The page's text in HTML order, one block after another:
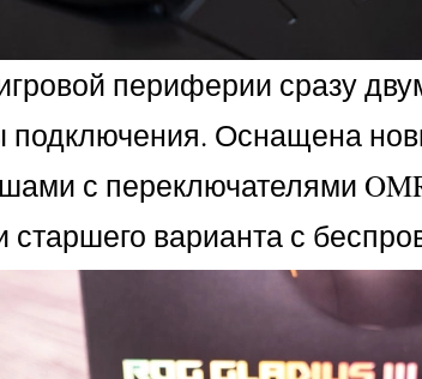
периферии сразу
Оснащена
с переключателями
старшего варианта с